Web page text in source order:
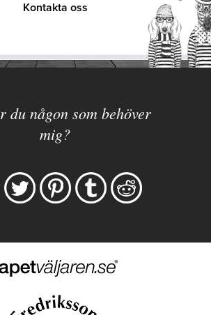
Kontakta oss
du någon som behöver
mig?